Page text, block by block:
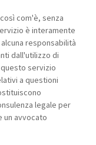
com'è, senza
è interamente
responsabilità
dall'utilizzo di
servizio
a questioni
legale per
un avvocato